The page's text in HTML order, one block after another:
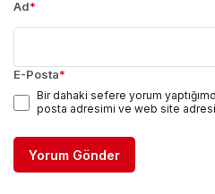
Ad*
E-Posta*
Bir dahaki sefere yorum
posta adresimi ve web site
Yorum Gönder